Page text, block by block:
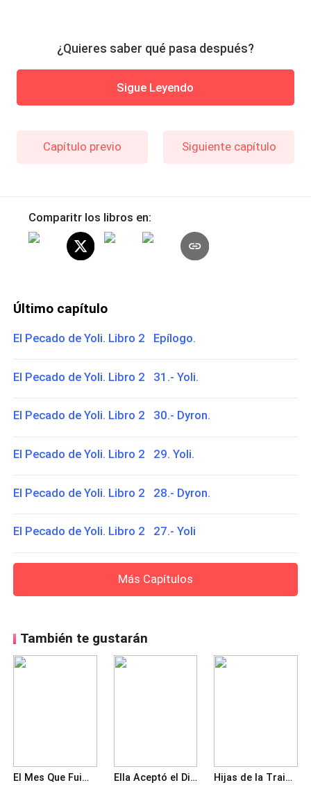
¿Quieres saber qué pasa después?
Sigue Leyendo
Capítulo previo Siguiente capítulo
Comparitr los libros en:
Último capítulo
El Pecado de Yoli. Libro 2 Epílogo.
El Pecado de Yoli. Libro 2 31.- Yoli.
El Pecado de Yoli. Libro 2 30.- Dyron.
El Pecado de Yoli. Libro 2 29. Yoli.
El Pecado de Yoli. Libro 2 28.- Dyron.
El Pecado de Yoli. Libro 2 27.- Yoli
Más Capítulos
También te gustarán
El Mes Que Fuimos Verdad Ella Aceptó el Divorcio, Él entró en Pánico Hijas de la Traición